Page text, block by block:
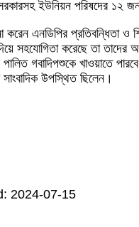
ইউনিয়ন পরিষদের ১২
করেন এনডিপির
করেছে তা তাদের
গবাদিপশুকে খাওয়াতে
উপস্থিত ছিলেন।
2024-07-15